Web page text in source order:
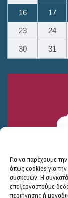
Για να παρέχουμε
όπως cookies για
συσκευών. Η
επεξεργαστούμε
περιήγησης ή
16 17
23 24
30 31